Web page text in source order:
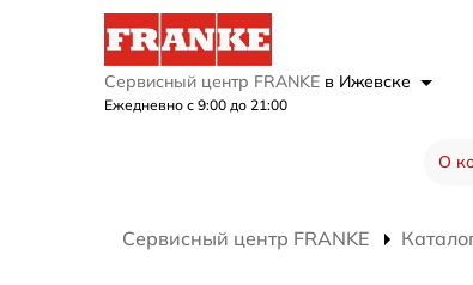
Сервисный центр FRANKE в Ижевске
Ежедневно с 9:00 до 21:00
О
Сервисный центр FRANKE